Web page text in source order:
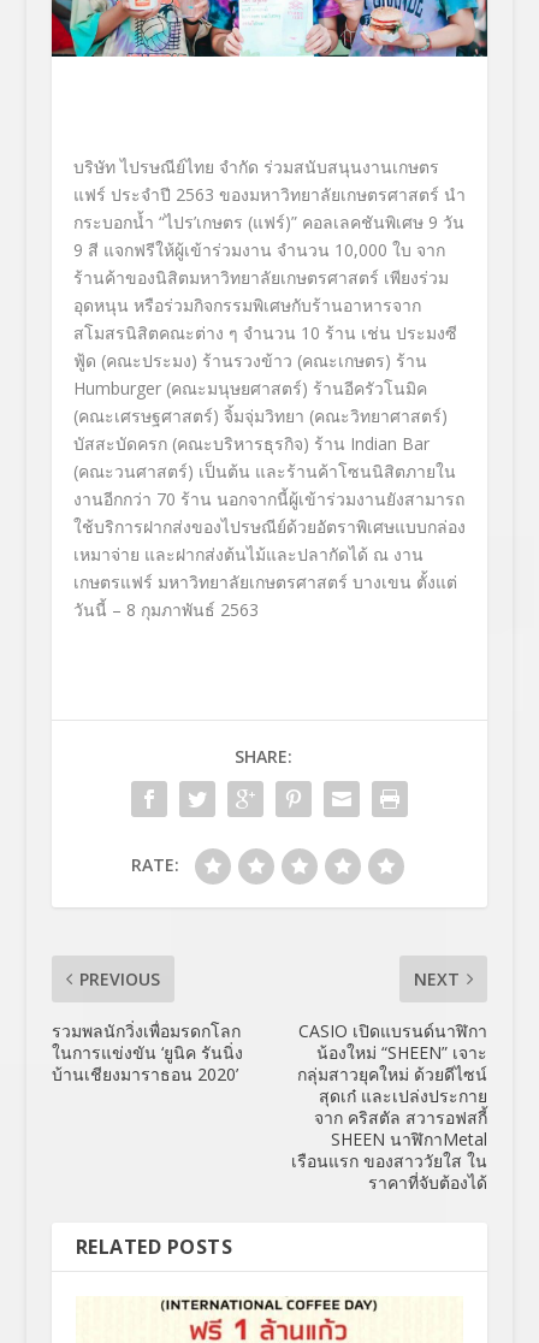
บริษัท ไปรษณีย์ไทย จำกัด ร่วมสนับสนุนงานเกษตร
แฟร์ ประจำปี 2563 ของมหาวิทยาลัยเกษตรศาสตร์ นำ
กระบอกน้ำ “ไปร’เกษตร (แฟร์)” คอลเลคชันพิเศษ9 วัน
9 สี แจกฟรีให้ผู้เข้าร่วมงาน จำนวน 10,000 ใบ จาก
ร้านค้าของนิสิตมหาวิทยาลัยเกษตรศาสตร์ เพียงร่วม
อุดหนุน หรือร่วมกิจกรรมพิเศษกับร้านอาหารจาก
สโมสรนิสิตคณะต่าง ๆ จำนวน 10 ร้าน เช่น ประมงซี
ฟู้ด (คณะประมง) ร้านรวงข้าว (คณะเกษตร) ร้าน
Humburger (คณะมนุษยศาสตร์) ร้านอีครัวโนมิค
(คณะเศรษฐศาสตร์) จิ้มจุ่มวิทยา (คณะวิทยาศาสตร์)
บัสสะบัดครก (คณะบริหารธุรกิจ) ร้าน Indian Bar
(คณะวนศาสตร์) เป็นต้น และร้านค้าโซนนิสิตภายใน
งานอีกกว่า 70 ร้าน นอกจากนี้ผู้เข้าร่วมงานยังสามารถ
ใช้บริการฝากส่งของไปรษณีย์ด้วยอัตราพิเศษแบบกล่อง
เหมาจ่าย และฝากส่งต้นไม้และปลากัดได้ ณ งาน
เกษตรแฟร์ มหาวิทยาลัยเกษตรศาสตร์ บางเขน ตั้งแต่
วันนี้ – 8 กุมภาพันธ์ 2563
SHARE:
RATE:
PREVIOUS
รวมพลนักวิ่งเพื่อมรดกโลก
ในการแข่งขัน ‘ยูนิค รันนิ่ง
บ้านเชียงมาราธอน 2020’
NEXT
CASIO เปิดแบรนด์นาฬิกา
น้องใหม่ “SHEEN” เจาะ
กลุ่มสาวยุคใหม่ ด้วยดีไซน์
สุดเก๋ และเปล่งประกาย
จาก คริสตัล สวารอฟสกี้
SHEEN นาฬิกาMetal
เรือนแรก ของสาววัยใส ใน
ราคาที่จับต้องได้
RELATED POSTS